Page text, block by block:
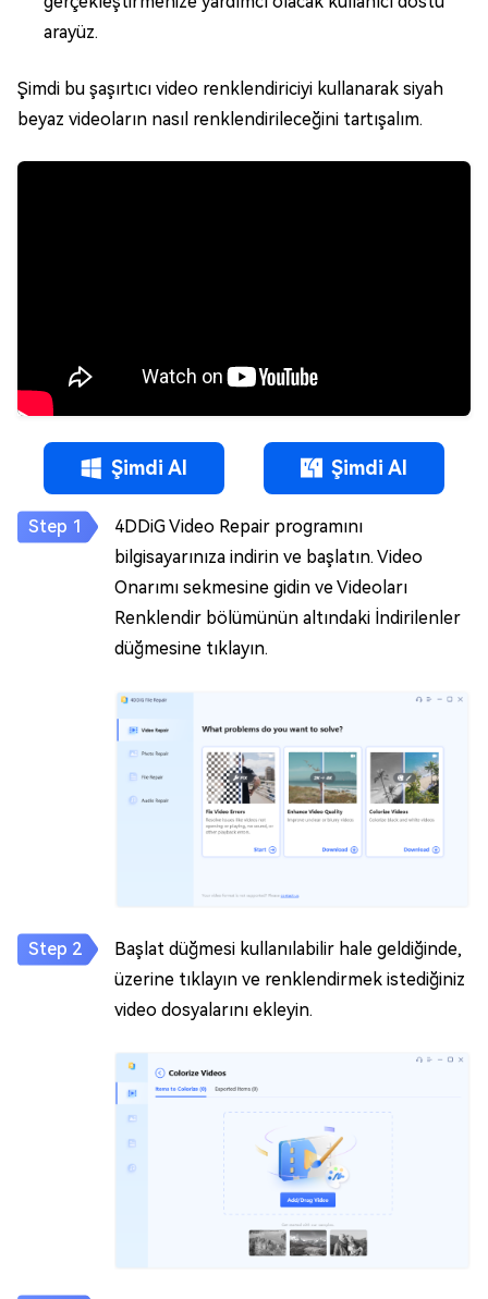
arayüz.
Şimdi bu şaşırtıcı video renklendiriciyi kullanarak siyah
beyaz videoların nasıl renklendirileceğini tartışalım.
Şimdi Al Şimdi Al
4DDiG Video Repair programını
bilgisayarınıza indirin ve başlatın. Video
Onarımı sekmesine gidin ve Videoları
Renklendir bölümünün altındaki İndirilenler
düğmesine tıklayın.
Başlat düğmesi kullanılabilir hale geldiğinde,
üzerine tıklayın ve renklendirmek istediğiniz
video dosyalarını ekleyin.